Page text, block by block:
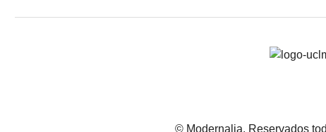
© Modernalia. Reservados